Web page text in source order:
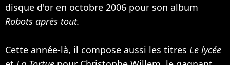
disque d'or en octobre 2006 pour son album
Robots après tout.
Cette année-là, il compose aussi les titres Le lycée